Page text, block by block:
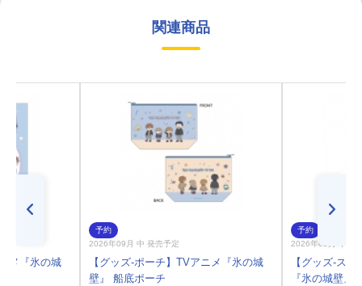
関連商品
メ『氷の城
予約
2026年09月 中 発売予定
【グッズ-ポーチ】TVアニメ『氷の城
壁』 船底ポーチ
予約
2026年09月 中 発
【グッズ-ス
『氷の城壁』